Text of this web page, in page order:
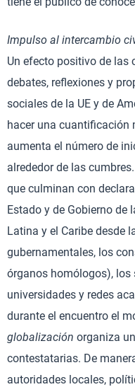
Impulso al intercambio
Un efecto positivo de las
debates, reflexiones y
sociales de la UE y de
hacer una cuantificación
aumenta el número de
alrededor de las
que culminan con
Estado y de Gobierno de
Latina y el Caribe desde
gubernamentales, los
órganos homólogos), los
universidades y redes
durante el encuentro el
globalización organiza
contestatarias. De
autoridades locales,